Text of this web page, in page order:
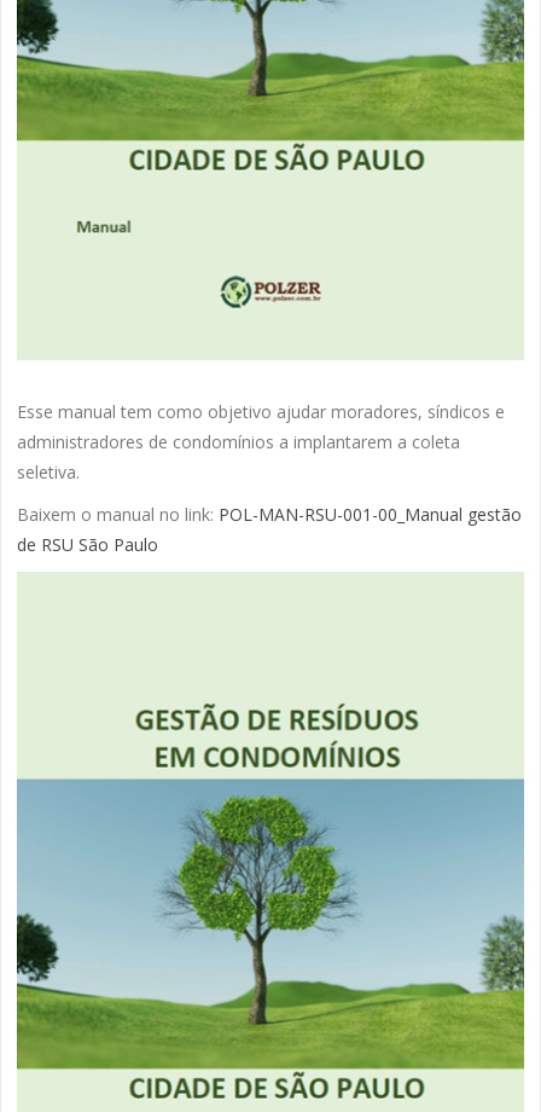
Esse manual tem como objetivo ajudar moradores, síndicos e
administradores de condomínios a implantarem a coleta
seletiva.
Baixem o manual no link: POL-MAN-RSU-001-00_Manual gestão
de RSU São Paulo